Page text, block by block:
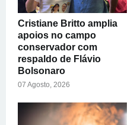
Cristiane Britto amplia
apoios no campo
conservador com
respaldo de Flávio
Bolsonaro
07 Agosto, 2026